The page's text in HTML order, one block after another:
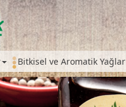
Bitkisel ve Aromatik Yağlar